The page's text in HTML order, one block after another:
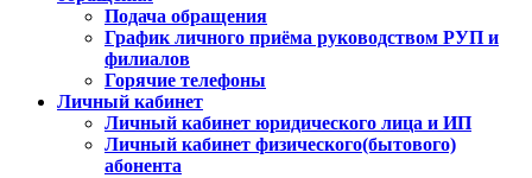
Подача обращения
График личного приёма руководством РУП и
филиалов
Горячие телефоны
Личный кабинет
Личный кабинет юридического лица и ИП
Личный кабинет физического(бытового)
абонента